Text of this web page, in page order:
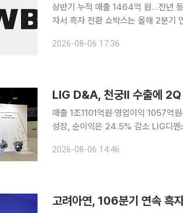
상반기 누적 매출 1464억 원…전년
자서 흑자 전환 쇼박스는 올해 2분기 연결 기준 매출 676억원, 영업이익 125억원을 기록했다고 6
분기 789억원보다 14.3% 감소했고,
2026-08-06 17:36
LIG D&A, 천궁Ⅱ 수출에
매출 1조1101억원·영업이익 1057
성장, 순이익은 24.5% 감소 LIG디펜스앤에어로스페이스(LIG D&A)가 천궁Ⅱ 수출과 국내 양산 사
기준 매출 1조1101억원, 영업이익
2026-08-06 14:46
고려아연, 106분기 연속 흑